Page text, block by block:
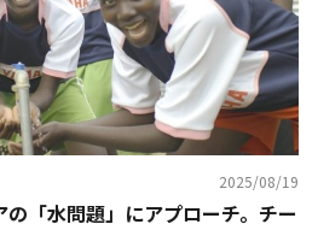
2025/08/19
「水問題」にアプローチ。チー